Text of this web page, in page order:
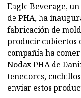
Eagle Beverage,
de PHA, ha
fabricación de
producir cubiertos
compañía ha
Nodax PHA de
tenedores,
enviar estos